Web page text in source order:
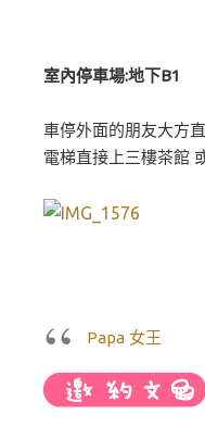
室內停車場:地下B1
車停外面的朋友大方
電梯直接上三樓茶館
Papa 女王